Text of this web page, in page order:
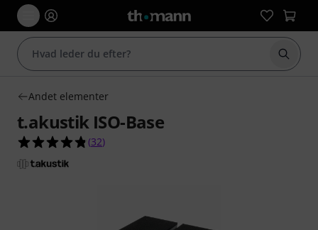
Start
Andet elementer
t.akustik ISO-Base
4.8 ud af 5 stjerner fra 32 kundebedømmelser
(32)